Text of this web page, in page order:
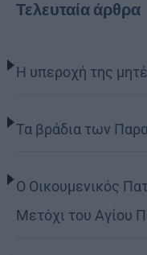
Τελευταία άρθρα
Η υπεροχή της
Τα βράδια των
Ο Οικουμενικός
Μετόχι του Αγίου